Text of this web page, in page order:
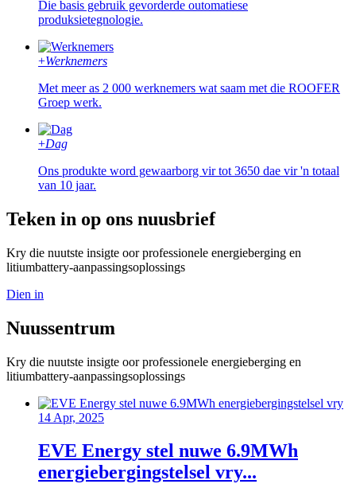
Die basis gebruik gevorderde outomatiese
produksietegnologie.
+Werknemers
Met meer as 2 000 werknemers wat saam met die ROOFER
Groep werk.
+Dag
Ons produkte word gewaarborg vir tot 3650 dae vir 'n totaal
van 10 jaar.
Teken in op ons nuusbrief
Kry die nuutste insigte oor professionele energieberging en
litiumbattery-aanpassingsoplossings
Dien in
Nuussentrum
Kry die nuutste insigte oor professionele energieberging en
litiumbattery-aanpassingsoplossings
14 Apr, 2025
EVE Energy stel nuwe 6.9MWh
energiebergingstelsel vry...